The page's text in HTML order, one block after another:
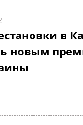
в
новым